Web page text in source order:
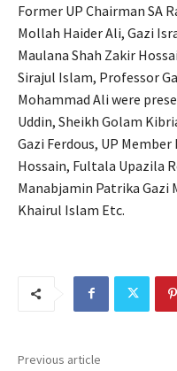
Former UP Chairman SA
Mollah Haider Ali, Gazi
Maulana Shah Zakir
Sirajul Islam, Professor
Mohammad Ali were
Uddin, Sheikh Golam
Gazi Ferdous, UP
Hossain, Fultala Upazila
Manabjamin Patrika Gazi
Khairul Islam Etc.
Previous article